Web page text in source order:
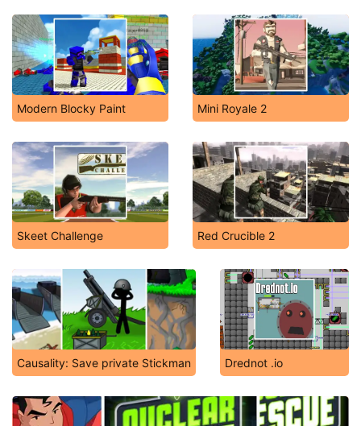
Modern Blocky Paint Mini Royale 2
Skeet Challenge Red Crucible 2
Causality: Save private Stickman Drednot .io